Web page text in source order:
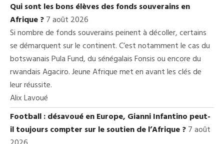
Qui sont les bons élèves des fonds souverains en
Afrique ?7 août 2026
Si nombre de fonds souverains peinent à décoller, certains
se démarquent sur le continent. C’est notamment le cas du
botswanais Pula Fund, du sénégalais Fonsis ou encore du
rwandais Agaciro. Jeune Afrique met en avant les clés de
leur réussite.
Alix Lavoué
Football : désavoué en Europe, Gianni Infantino peut-
il toujours compter sur le soutien de l’Afrique ?7 août